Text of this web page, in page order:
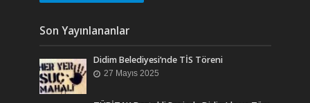
Son Yayınlananlar
Didim Belediyesi’nde TİS Töreni
27 Mayıs 2025